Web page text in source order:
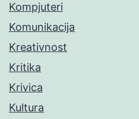
Kompjuteri
Komunikacija
Kreativnost
Kritika
Krivica
Kultura